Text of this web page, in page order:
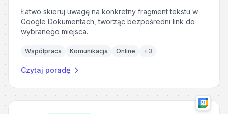
Łatwo skieruj uwagę na konkretny fragment tekstu w
Google Dokumentach, tworząc bezpośredni link do
wybranego miejsca.
Współpraca Komunikacja Online +3
Czytaj poradę